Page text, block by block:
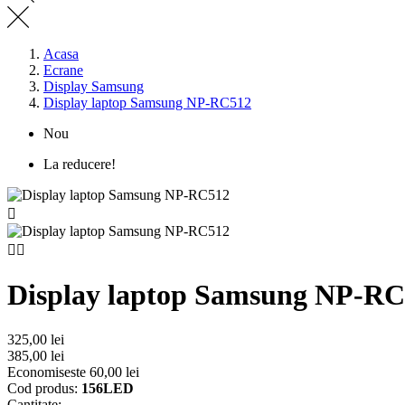
Acasa
Ecrane
Display Samsung
Display laptop Samsung NP-RC512
Nou
La reducere!

 
Display laptop Samsung NP-
325,00 lei
385,00 lei
Economiseste 60,00 lei
Cod produs: 156LED